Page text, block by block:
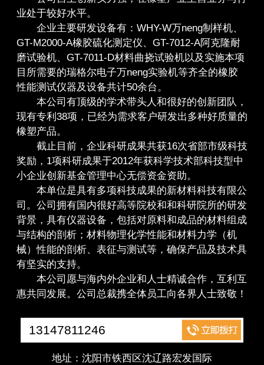
业处于较好水平。
企业主要研发设备有：WHY-W万neng制样机、
GT-M2000-A橡胶硫化测定仪、GT-7012-A阿克隆耐
磨试验机、GT-7011-D材料曲挠试验机以及实施本项
目所需要的瑞格尔电子万neng实验机等齐全的橡胶
性能测试仪器及设备共计50余台。
本公司有顶级的学术带头人和很好的创新团队，
现有专利38项，已经为需求客户研发出多种好质量的
橡塑产品。
截止目前，企业科研成果共获16次省部市级科技
奖励，1项科研成果于2012年获科学技术部科技型中
小企业创新基金管理中心无偿资金资助。
本单位是具有多项科技成果的新材料科技有限公
司。公司拥有国内很好高等院校和和科研院所的研发
背景，具有仪器设备，包括对原料和成品的材料组成
与结构的剖析；材料物理化学性能和材料力学（机
械）性能的剖析、表征与测试等，确保产品及技术具
有坚实的支持。
本公司愿与海内外企业和人士精诚合作，互利互
惠共同发展。公司总裁携全体员工向各界人士致敬！
13147811246
地址：沈阳市铁西区沈辽路宏发国际